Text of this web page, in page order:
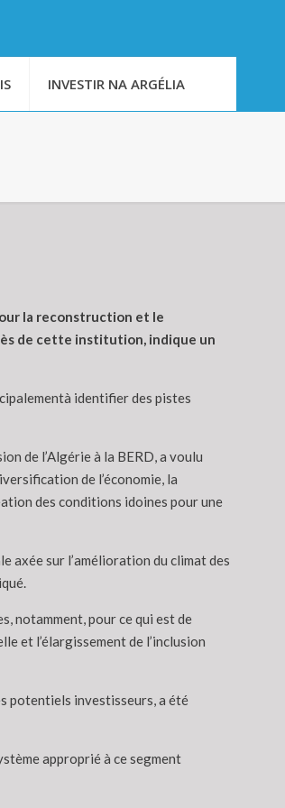
INVESTIR NA ARGÉLIA
la reconstruction et le
de cette institution, indique un
identifier des pistes
de l’Algérie à la BERD, a voulu
de l’économie, la
des conditions idoines pour une
axée sur l’amélioration du climat des
notamment, pour ce qui est de
et l’élargissement de l’inclusion
potentiels investisseurs, a été
approprié à ce segment